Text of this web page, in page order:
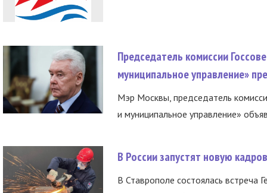
Председатель комиссии
муниципальное управление»
Мэр Москвы, председатель
и муниципальное управление»
В России запустят новую
В Ставрополе состоялась встреча